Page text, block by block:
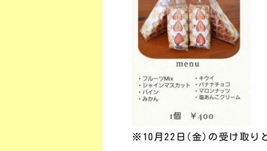
※10月22日(金)の受け取り